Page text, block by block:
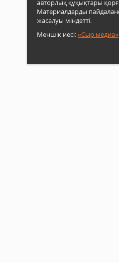
авторлық құқықтары
Материалдарды
жасалуы міндетті.
Меншік иесі:«Сыр медиа»